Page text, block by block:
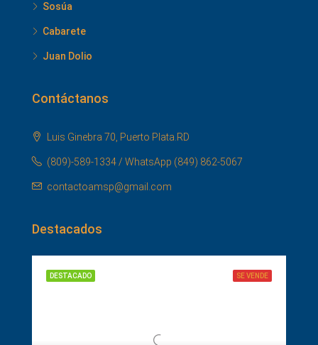
Sosúa
Cabarete
Juan Dolio
Contáctanos
Luis Ginebra 70, Puerto Plata.RD
(809)-589-1334 / WhatsApp (849) 862-5067
contactoamsp@gmail.com
Destacados
SE VENDE
DESTACADO